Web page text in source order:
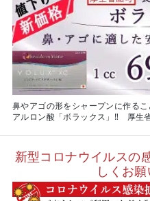
鼻やアゴの形をシャープンに作る
アルロン酸「ボラックス」‼ 厚生
新型コロナウイルスの
しくお願